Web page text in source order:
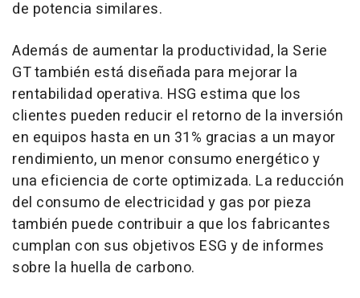
de potencia similares.
Además de aumentar la productividad, la Serie
GT también está diseñada para mejorar la
rentabilidad operativa. HSG estima que los
clientes pueden reducir el retorno de la inversión
en equipos hasta en un 31% gracias a un mayor
rendimiento, un menor consumo energético y
una eficiencia de corte optimizada. La reducción
del consumo de electricidad y gas por pieza
también puede contribuir a que los fabricantes
cumplan con sus objetivos ESG y de informes
sobre la huella de carbono.